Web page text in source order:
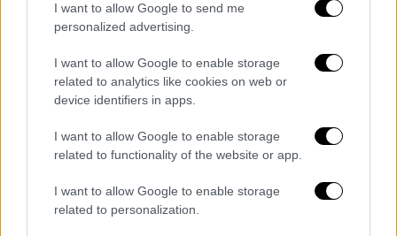
I want to allow Google to send me
personalized advertising.
I want to allow Google to enable storage
related to analytics like cookies on web or
device identifiers in apps.
I want to allow Google to enable storage
related to functionality of the website or app.
I want to allow Google to enable storage
related to personalization.
Όπως τόνισε ο κ. Κούτρας προλογίζοντας
την εκδήλωση: «Η Ακρόπολη δεν είναι
απλώς ένα μνημείο. Είναι τοαιώνιο σύμβολο
της ανθρώπινης σκέψης στην ανώτερη
έκφρασή της, μια ιδέα
εμπνέει την ανθρωπότητα, στην οποία,
εξάλλου, ανήκει!».